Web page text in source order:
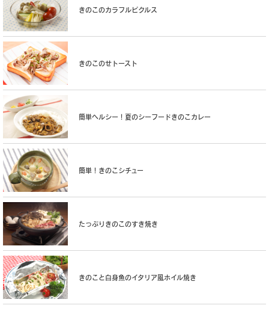
きのこのカラフルピクルス
きのこのせトースト
簡単ヘルシー！夏のシーフードきのこカレー
簡単！きのこシチュー
たっぷりきのこのすき焼き
きのこと白身魚のイタリア風ホイル焼き